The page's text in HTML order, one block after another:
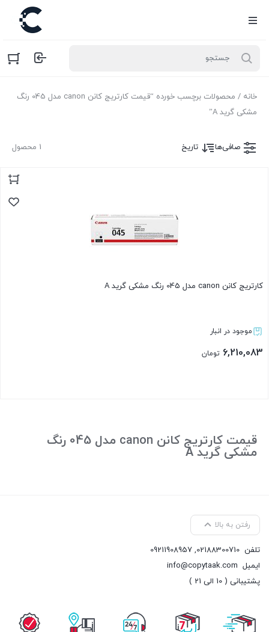
خانه
/ محصولات برچسب خورده “قیمت کارتریج کانن canon مدل 045 رنگ
مشکی گرید A”
1 محصول صافی‌ها تاریخ
کارتریج کانن canon مدل 045 رنگ مشکی گرید A
موجود در انبار
6,210,083 تومان
قیمت کارتریج کانن canon مدل 045 رنگ
مشکی گرید A
رفتن به بالا
تلفن 02188300710
,
09211908957
ایمیل info@copytaak.com
پشتیبانی ( 10 الی 21 )